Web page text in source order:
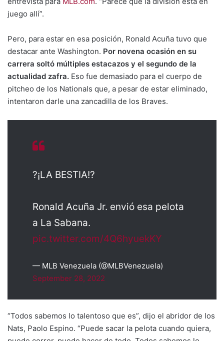
juego allí”.
Pero, para estar en esa posición, Ronald Acuña tuvo que
destacar ante Washington. Por novena ocasión en su
carrera soltó múltiples estacazos y el segundo de la
actualidad zafra. Eso fue demasiado para el cuerpo de
pitcheo de los Nationals que, a pesar de estar eliminado,
intentaron darle una zancadilla de los Braves.
?¡LA BESTIA!?
Ronald Acuña Jr. envió esa pelota
a La Sabana.
pic.twitter.com/4Q6hyuekKY
— MLB Venezuela (@MLBVenezuela)
September 28, 2022
“Todos sabemos lo talentoso que es”, dijo el abridor de los
Nats, Paolo Espino. “Puede sacar la pelota cuando quiera,